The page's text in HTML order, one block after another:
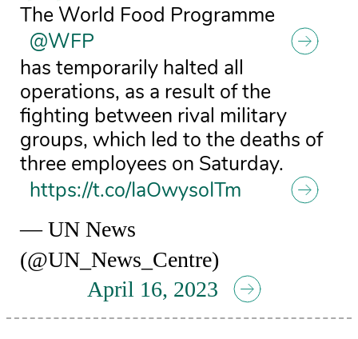
The World Food Programme
@WFP
has temporarily halted all
operations, as a result of the
fighting between rival military
groups, which led to the deaths of
three employees on Saturday.
https://t.co/IaOwysoITm
— UN News
(@UN_News_Centre)
April 16, 2023